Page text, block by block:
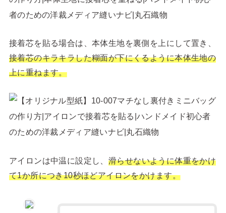
接着芯を貼る場合は、本体生地を裏側を上にして置き、
接着芯のキラキラした糊面が下にくるように本体生地の
上に重ねます。
アイロンは中温に設定し、 滑らせないように体重をかけ
て1か所につき10秒ほどアイロンをかけます。